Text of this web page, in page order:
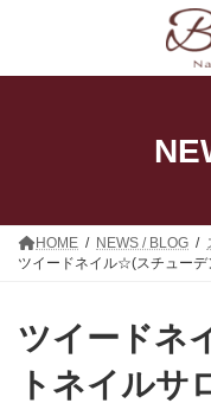
ン
ー
HOME NEWS / BLOG
ツイードネイル☆(スチューデ
ツイードネ
トネイルサ